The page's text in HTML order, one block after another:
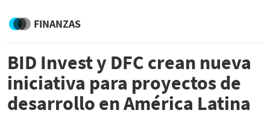
FINANZAS
BID Invest y DFC crean nueva
iniciativa para proyectos de
desarrollo en América Latina